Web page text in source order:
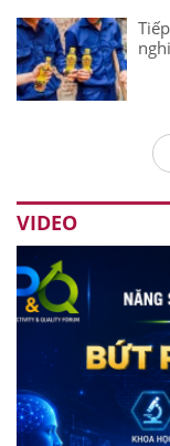
VIDEO